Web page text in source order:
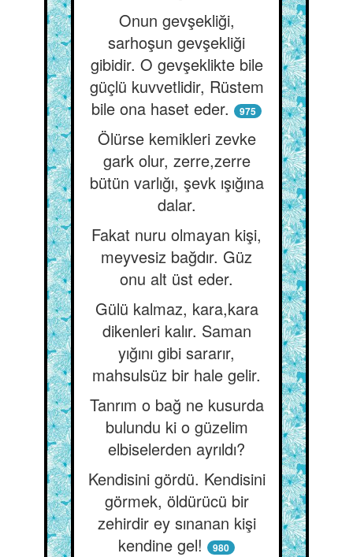
Onun gevşekliği,
sarhoşun gevşekliği
gibidir. O gevşeklikte bile
güçlü kuvvetlidir, Rüstem
bile ona haset eder.
975
Ölürse kemikleri zevke
gark olur, zerre,zerre
bütün varlığı, şevk ışığına
dalar.
Fakat nuru olmayan kişi,
meyvesiz bağdır. Güz
onu alt üst eder.
Gülü kalmaz, kara,kara
dikenleri kalır. Saman
yığını gibi sararır,
mahsulsüz bir hale gelir.
Tanrım o bağ ne kusurda
bulundu ki o güzelim
elbiselerden ayrıldı?
Kendisini gördü. Kendisini
görmek, öldürücü bir
zehirdir ey sınanan kişi
kendine gel!
980